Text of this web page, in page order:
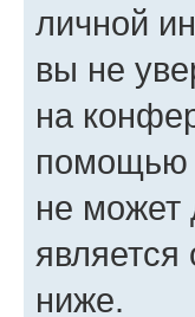
личной
вы не
на
помощью
не может
ниже.